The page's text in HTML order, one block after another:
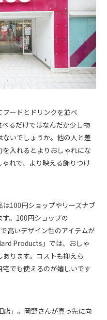
ードとドリンクを並べ
るだけではなんだか少し物
いでしょうか。他の人と差
入れるとよりおしゃれにな
れで、より映える飾りつけ
100円ショップやリーズナブ
。100円ショップの
高いデザイン性のアイテムが
Products」では、おしゃ
ります。コストも抑えら
でも使えるのが嬉しいです
店」。岡野さんが真っ先に向